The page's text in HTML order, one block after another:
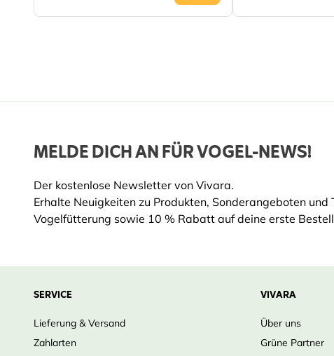
MELDE DICH AN FÜR VOGEL-NEWS!
Der kostenlose Newsletter von Vivara.
Erhalte Neuigkeiten zu Produkten, Sonderangeboten und
Vogelfütterung sowie 10 % Rabatt auf deine erste
SERVICE
Lieferung & Versand
Zahlarten
VIVARA
Über uns
Grüne Partner